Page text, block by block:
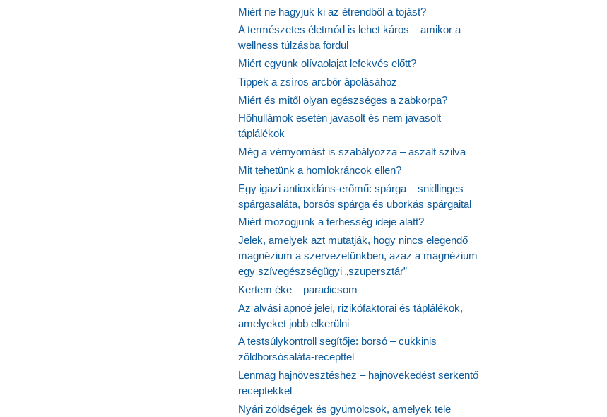
Miért ne hagyjuk ki az étrendből a tojást?
A természetes életmód is lehet káros – amikor a
wellness túlzásba fordul
Miért együnk olívaolajat lefekvés előtt?
Tippek a zsíros arcbőr ápolásához
Miért és mitől olyan egészséges a zabkorpa?
Hőhullámok esetén javasolt és nem javasolt
táplálékok
Még a vérnyomást is szabályozza – aszalt szilva
Mit tehetünk a homlokráncok ellen?
Egy igazi antioxidáns-erőmű: spárga – snidlinges
spárgasaláta, borsós spárga és uborkás spárgaital
Miért mozogjunk a terhesség ideje alatt?
Jelek, amelyek azt mutatják, hogy nincs elegendő
magnézium a szervezetünkben, azaz a magnézium
egy szívegészségügyi „szupersztár”
Kertem éke – paradicsom
Az alvási apnoé jelei, rizikófaktorai és táplálékok,
amelyeket jobb elkerülni
A testsúlykontroll segítője: borsó – cukkinis
zöldborsósaláta-recepttel
Lenmag hajnövesztéshez – hajnövekedést serkentő
receptekkel
Nyári zöldségek és gyümölcsök, amelyek tele